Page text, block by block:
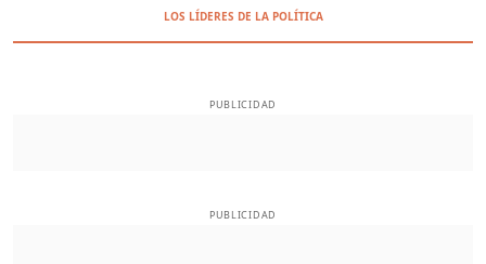
LOS LÍDERES DE LA POLÍTICA
PUBLICIDAD
PUBLICIDAD